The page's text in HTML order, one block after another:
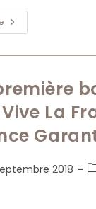
Salon
Made
France
La
2018